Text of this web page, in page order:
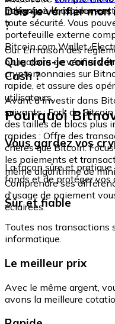
échangez-le rapidement
intégré où vous pouvez
toute sécurité. Vous
portefeuille externe
Bitcoin.com Wallet,
Dois-je vérifier
?
Oui. En raison des
obligatoire de vérifier
cryptomonnaies sur
rapide, et assure des
utilisateurs.
Que dois-je
Cash ?
Avant d'investir dans
suivants : Fork de
des tailles de blocs plus
rapides : Offre des
chères que Bitcoin.
les paiements et
même algorithme de
Comprendre ses
d'usage de paiement
éclairées.
Pourquoi
Vous gardez vos
La façon sûre et
fonds et de protéger vos
Sûr et fiable
Toutes nos transactions
informatique.
Le meilleur prix
Avec le même argent,
avons la meilleure